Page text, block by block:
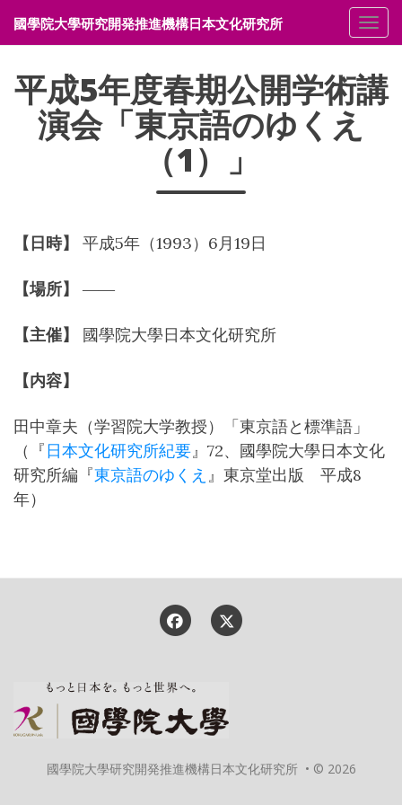
メ
國學院大學研究開発推進機構日本文化研究所
平成5年度春期公開学術講
演会「東京語のゆくえ
（1）」
【日時】 平成5年（1993）6月19日
【場所】 ――
【主催】 國學院大學日本文化研究所
【内容】
田中章夫（学習院大学教授）「東京語と標準語」
（『日本文化研究所紀要』72、國學院大學日本文化
研究所編『東京語のゆくえ 』東京堂出版 平成8
年）
國學院大學研究開発推進機構日本文化研究所 • © 2026